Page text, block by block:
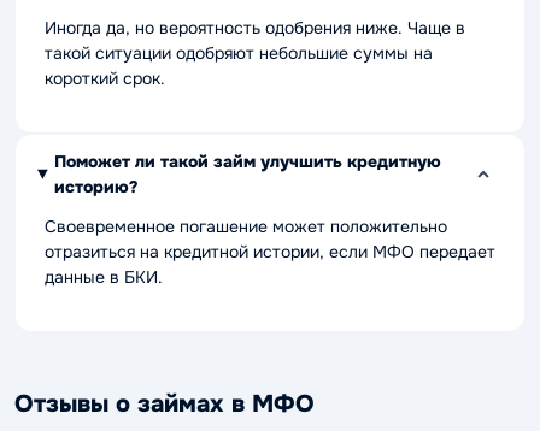
Иногда да, но вероятность одобрения ниже. Чаще в
такой ситуации одобряют небольшие суммы на
короткий срок.
Поможет ли такой займ улучшить кредитную
историю?
Своевременное погашение может положительно
отразиться на кредитной истории, если МФО передает
данные в БКИ.
Отзывы о займах в МФО